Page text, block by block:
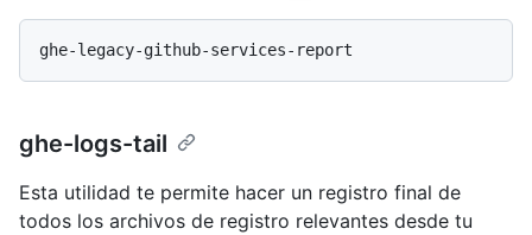
ghe-logs-tail
Esta utilidad te permite hacer un registro final de
todos los archivos de registro relevantes desde tu